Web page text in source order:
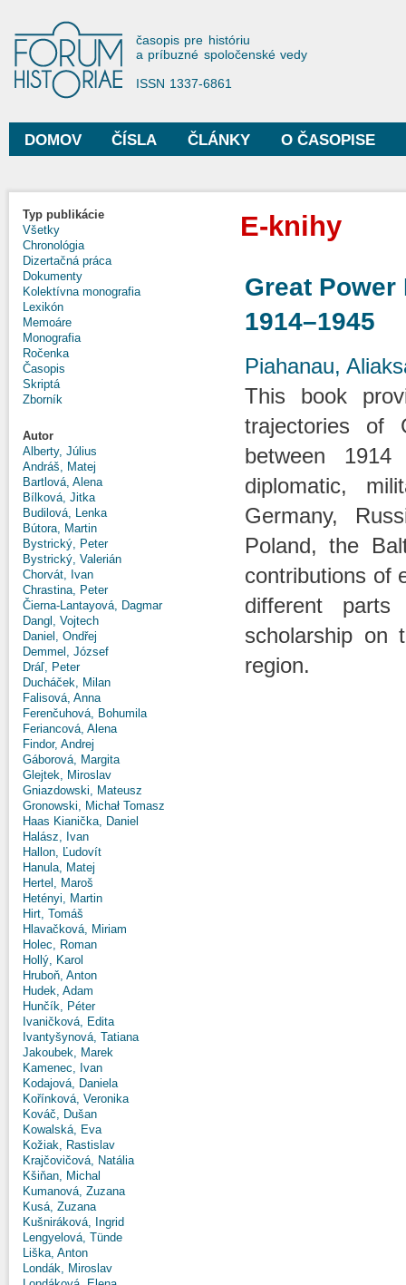
Forum Historiae
časopis pre históriu
a príbuzné spoločenské vedy
ISSN 1337-6861
Hlavné menu
DOMOV ČÍSLA ČLÁNKY O ČASOPISE
Typ publikácie
Všetky
Chronológia
Dizertačná práca
Dokumenty
Kolektívna monografia
Lexikón
Memoáre
Monografia
Ročenka
Časopis
Skriptá
Zborník
Autor
Alberty, Július
Andráš, Matej
Bartlová, Alena
Bílková, Jitka
Budilová, Lenka
Bútora, Martin
Bystrický, Peter
Bystrický, Valerián
Chorvát, Ivan
Chrastina, Peter
Čierna-Lantayová, Dagmar
Dangl, Vojtech
Daniel, Ondřej
Demmel, József
Dráľ, Peter
Ducháček, Milan
Falisová, Anna
Ferenčuhová, Bohumila
Feriancová, Alena
Findor, Andrej
Gáborová, Margita
Glejtek, Miroslav
Gniazdowski, Mateusz
Gronowski, Michał Tomasz
Haas Kianička, Daniel
Halász, Ivan
Hallon, Ľudovít
Hanula, Matej
Hertel, Maroš
Hetényi, Martin
Hirt, Tomáš
Hlavačková, Miriam
Holec, Roman
Hollý, Karol
Hruboň, Anton
Hudek, Adam
Hunčík, Péter
Ivaničková, Edita
Ivantyšynová, Tatiana
Jakoubek, Marek
Kamenec, Ivan
Kodajová, Daniela
Kořínková, Veronika
Kováč, Dušan
Kowalská, Eva
Kožiak, Rastislav
Krajčovičová, Natália
Kšiňan, Michal
Kumanová, Zuzana
Kusá, Zuzana
Kušniráková, Ingrid
Lengyelová, Tünde
Liška, Anton
Londák, Miroslav
E-knihy
Great
1914–1945
Piahanau,
This book
trajectories of
between
diplomatic,
Germany,
Poland, the
contributions of
different
scholarship on
region.